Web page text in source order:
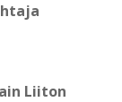
Liiton